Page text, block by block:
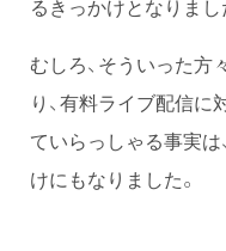
るきっかけとなりまし
むしろ、そういった
り、有料ライブ配信
ていらっしゃる事実は
けにもなりました。